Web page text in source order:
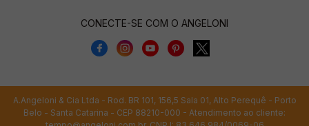
CONECTE-SE COM O ANGELONI
A.Angeloni & Cia Ltda - Rod. BR 101, 156,5 Sala 01, Alto Perequê - Porto
Belo - Santa Catarina - CEP 88210-000 - Atendimento ao cliente: